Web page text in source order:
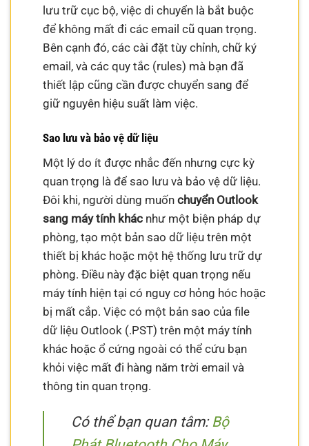
lưu trữ cục bộ, việc di chuyển là bắt buộc
để không mất đi các email cũ quan trọng.
Bên cạnh đó, các cài đặt tùy chỉnh, chữ ký
email, và các quy tắc (rules) mà bạn đã
thiết lập cũng cần được chuyển sang để
giữ nguyên hiệu suất làm việc.
Sao lưu và bảo vệ dữ liệu
Một lý do ít được nhắc đến nhưng cực kỳ
quan trọng là để sao lưu và bảo vệ dữ liệu.
Đôi khi, người dùng muốnchuyển Outlook
sang máy tính khác như một biện pháp dự
phòng, tạo một bản sao dữ liệu trên một
thiết bị khác hoặc một hệ thống lưu trữ dự
phòng. Điều này đặc biệt quan trọng nếu
máy tính hiện tại có nguy cơ hỏng hóc hoặc
bị mất cắp. Việc có một bản sao của file
dữ liệu Outlook (.PST) trên một máy tính
khác hoặc ổ cứng ngoài có thể cứu bạn
khỏi việc mất đi hàng năm trời email và
thông tin quan trọng.
Có thể bạn quan tâm:Bộ